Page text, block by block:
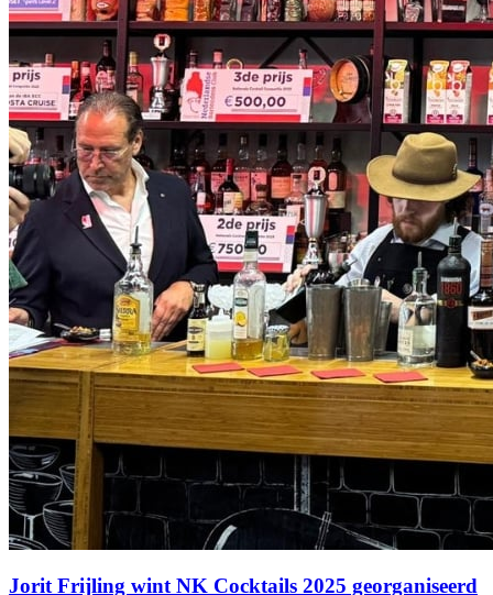
Jorit Frijling wint NK Cocktails 2025 georganiseerd